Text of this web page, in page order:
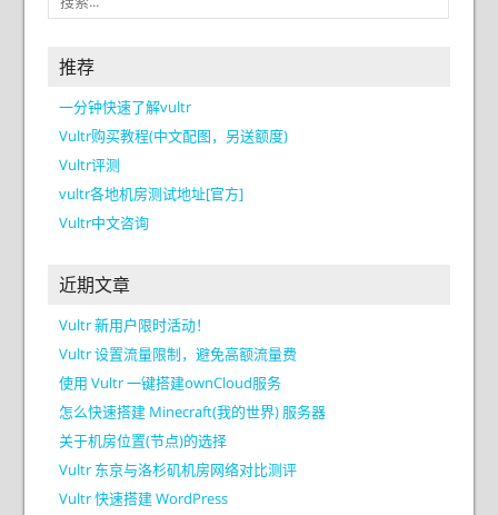
推荐
一分钟快速了解vultr
Vultr购买教程(中文配图，另送额度)
Vultr评测
vultr各地机房测试地址[官方]
Vultr中文咨询
近期文章
Vultr 新用户限时活动！
Vultr 设置流量限制，避免高额流量费
使用 Vultr 一键搭建ownCloud服务
怎么快速搭建 Minecraft(我的世界) 服务器
关于机房位置(节点)的选择
Vultr 东京与洛杉矶机房网络对比测评
Vultr 快速搭建 WordPress